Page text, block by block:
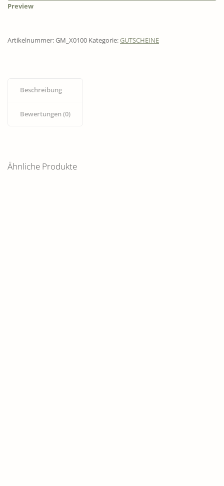
Preview
Artikelnummer:GM_X0100 Kategorie:GUTSCHEINE
Beschreibung
Bewertungen (0)
Ähnliche Produkte